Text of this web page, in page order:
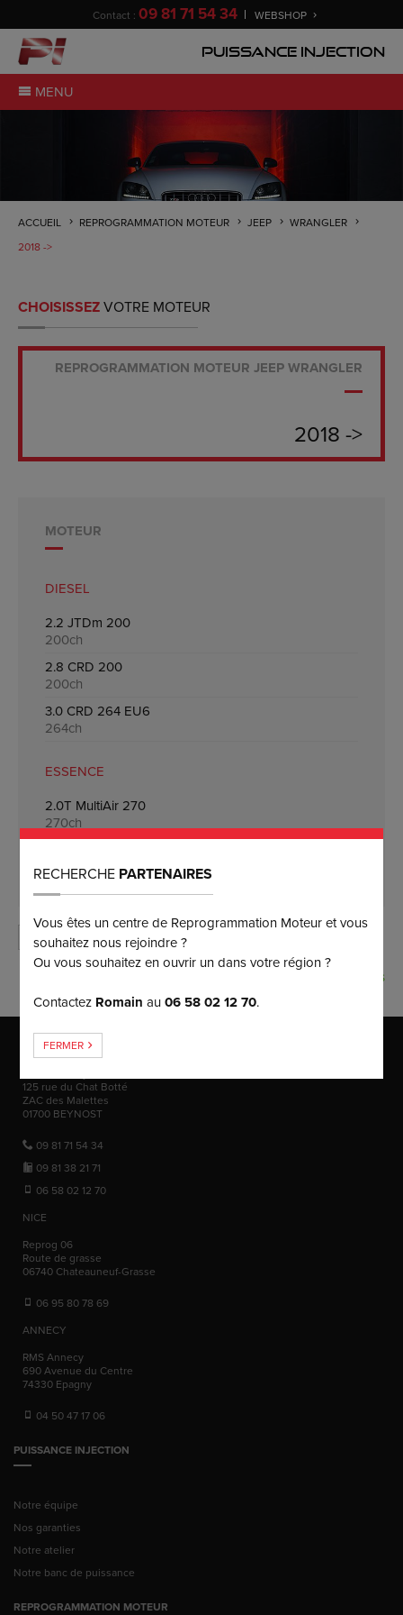
Contact : 09 81 71 54 34 WEBSHOP
Puissance Injection
MENU
ACCUEIL REPROGRAMMATION MOTEUR JEEP
WRANGLER
2018 ->
CHOISISSEZVOTRE MOTEUR
REPROGRAMMATION MOTEUR JEEP WRANGLER
2018 ->
MOTEUR
DIESEL
2.2 JTDm 200
200ch
2.8 CRD 200
200ch
3.0 CRD 264 EU6
264ch
ESSENCE
2.0T MultiAir 270
270ch
375ch
MOTORISATION INTROUVABLE ?
MOTEUR BONUS
RECHERCHE PARTENAIRES
Vous êtes un centre de Reprogrammation Moteur et vous
souhaitez nous rejoindre ?
Ou vous souhaitez en ouvrir un dans votre région ?
Contactez Romain au06 58 02 12 70.
FERMER
MAISON MÈRE
125 rue du Chat Botté
ZAC des Malettes
01700 BEYNOST
09 81 71 54 34
09 81 38 21 71
06 58 02 12 70
NICE
Reprog 06
Route de grasse
06740 Chateauneuf-Grasse
06 95 80 78 69
ANNECY
RMS Annecy
690 Avenue du Centre
74330 Epagny
04 50 47 17 06
PUISSANCE INJECTION
Notre équipe
Nos garanties
Notre atelier
Notre banc de puissance
REPROGRAMMATION MOTEUR